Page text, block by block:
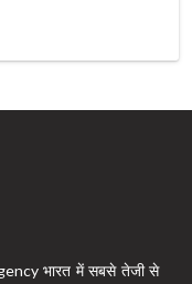
भारत में सबसे तेजी से